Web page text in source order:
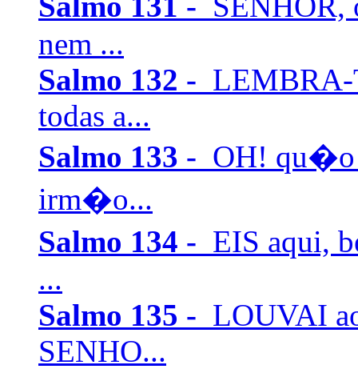
nem ...
Salmo 132 - LEMBRA-
todas a...
Salmo 133 - OH! qu�o
irm�o...
Salmo 134 - EIS aqui,
...
Salmo 135 - LOUVAI
SENHO...